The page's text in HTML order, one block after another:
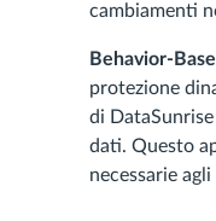
cambiamenti
Behavior-
protezione
di
dati. Questo
necessarie